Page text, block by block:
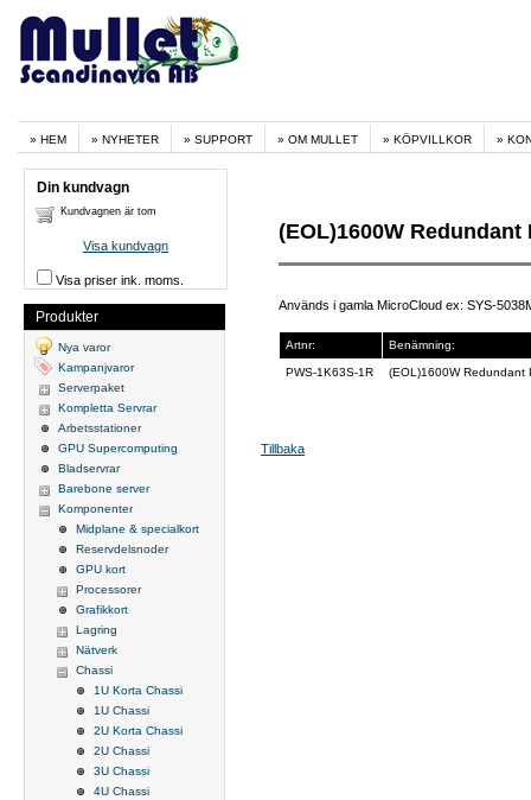
HEM NYHETER SUPPORT OM MULLET KÖPVILLKOR
(EOL)1600W
Används i gamla MicroCloud ex: SYS-
Artnr: Benämning:
PWS-1K63S-1R (EOL)1600W Redundant
Tillbaka
Din kundvagn
Kundvagnen är tom
Visa kundvagn
Visa priser ink. moms.
Produkter
Nya varor
Kampanjvaror
Serverpaket
Kompletta Servrar
Arbetsstationer
GPU Supercomputing
Bladservrar
Barebone server
Komponenter
Midplane & specialkort
Reservdelsnoder
GPU kort
Processorer
Grafikkort
Lagring
Nätverk
Chassi
1U Korta Chassi
1U Chassi
2U Korta Chassi
2U Chassi
3U Chassi
4U Chassi